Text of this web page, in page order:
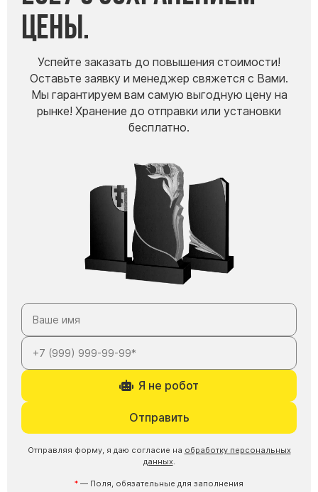
цены.
Успейте заказать до повышения стоимости!
Оставьте заявку и менеджер свяжется с Вами.
Мы гарантируем вам самую выгодную цену на
рынке! Хранение до отправки или установки
бесплатно.
Я не робот
Отправить
Отправляя форму, я даю согласие на обработку персональных
данных.
— Поля, обязательные для заполнения